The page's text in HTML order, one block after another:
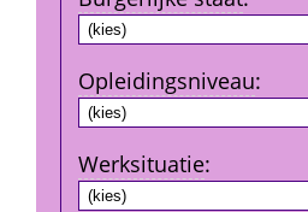
Opleidingsniveau:
Werksituatie: